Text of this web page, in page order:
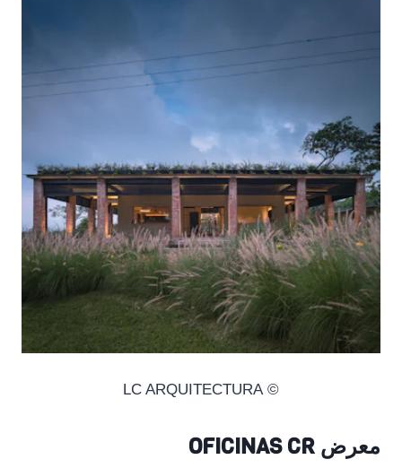
© LC ARQUITECTURA
معرض OFICINAS CR